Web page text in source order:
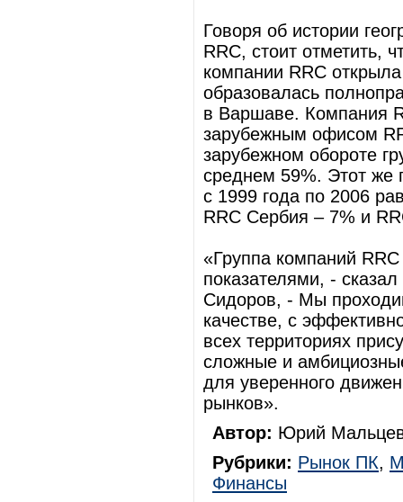
Говоря об истории
RRC, стоит отметить,
компании RRC
образовалась
в Варшаве. Компания
зарубежным офисом
зарубежном обороте
среднем 59%. Этот же
с 1999 года по 2006
RRC Сербия – 7% и
«Группа компаний
показателями, -
Сидоров, - Мы
качестве, с
всех территориях
сложные и
для уверенного
рынков».
Автор: Юрий
Рубрики: Рынок ПК,
Финансы